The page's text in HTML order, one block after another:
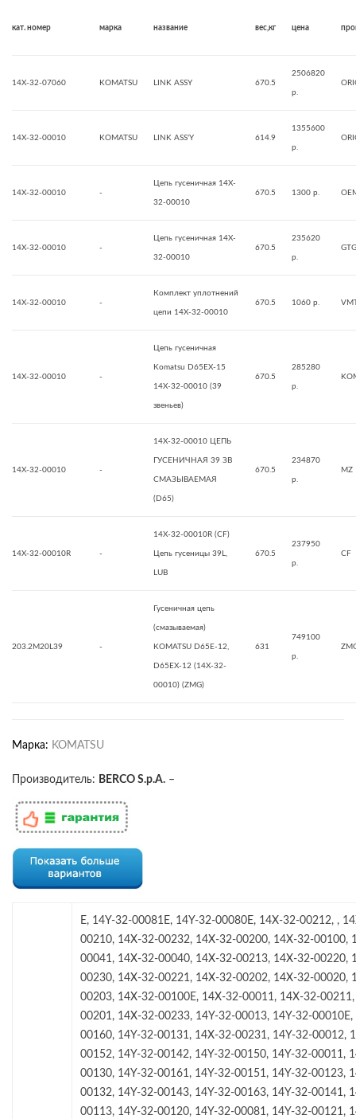
кат. номер марка название вес,кг цена
14X-32-07060 KOMATSU LINK ASSY 670.5
2506820
р.
14X-32-00010 KOMATSU LINK ASS'Y 614.9
1355600
р.
14X-32-00010 -
Цепь гусеничная 14X-
32-00010
670.5 1300 р.
14X-32-00010 -
Цепь гусеничная 14X-
32-00010
670.5
235620
р.
GTG
14X-32-00010 -
Комплект уплотнений
цепи 14X-32-00010
670.5 1060 р.
14X-32-00010 -
Цепь гусеничная
Komatsu D65EX-15
14X-32-00010 (39
звеньев)
670.5
285280
р.
14X-32-00010 -
14X-32-00010 ЦЕПЬ
ГУСЕНИЧНАЯ 39 ЗВ
СМАЗЫВАЕМАЯ
(D65)
670.5
234870
р.
MZ
14X-32-00010R -
14X-32-00010R (CF)
Цепь гусеницы 39L,
LUB
670.5
237950
р.
CF
203.2M20L39 -
Гусеничная цепь
(смазываемая)
KOMATSU D65E-12,
D65EX-12 (14X-32-
00010) (ZMG)
631
749100
р.
Марка: KOMATSU
Производитель: BERCO S.p.A. –
E, 14Y-32-00081E, 14Y-32-00080E, 14X-32-00212, ,
00210, 14X-32-00232, 14X-32-00200, 14X-32-00100,
00041, 14X-32-00040, 14X-32-00213, 14X-32-00220,
00230, 14X-32-00221, 14X-32-00202, 14X-32-00020,
00203, 14X-32-00100E, 14X-32-00011, 14X-32-
00201, 14X-32-00233, 14Y-32-00013, 14Y-32-00010E,
00160, 14Y-32-00131, 14X-32-00231, 14Y-32-00012,
00152, 14Y-32-00142, 14Y-32-00150, 14Y-32-00011,
00130, 14Y-32-00161, 14Y-32-00151, 14Y-32-00123,
00132, 14Y-32-00143, 14Y-32-00163, 14Y-32-00141,
00113, 14Y-32-00120, 14Y-32-00081, 14Y-32-00121,